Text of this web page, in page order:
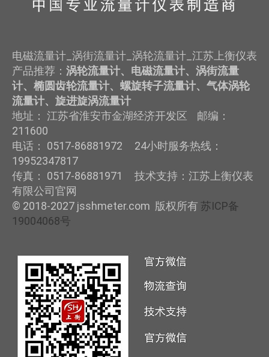
电磁流量计_涡街流量计_涡轮流量计_江苏上衡仪表
产品推荐： 涡轮流量计、电磁流量计、涡街流量
计、椭圆齿轮流量计、螺旋转子流量计、气体涡轮
流量计、旋进旋涡流量计
地址： 江苏省淮安市金湖经济开发区 邮编：
211600
电话： 0517-86881972 24小时服务热线：
19952347817
传真： 0517-86881971 技术支持：江苏上衡仪表
有限公司官网
© 2018-2027 jsshmeter.com 版权所有 苏ICP备
19004068号